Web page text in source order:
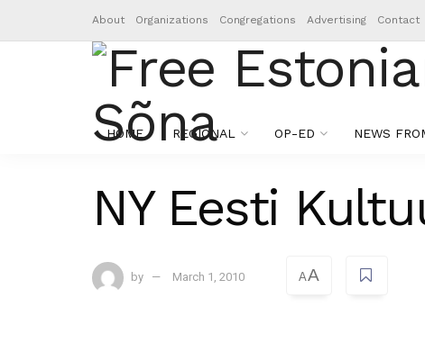
About Organizations Congregations Advertising Contact
HOME REGIONAL OP-ED NEWS
NY Eesti
by March 1, 2010 AA